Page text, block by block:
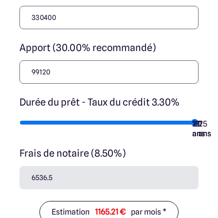
Apport (30.00% recommandé)
Durée du prêt - Taux du crédit 3.30%
7
ans
10
ans
15
ans
20
ans
25
ans
Frais de notaire (8.50%)
Estimation 1165.21 € par mois *